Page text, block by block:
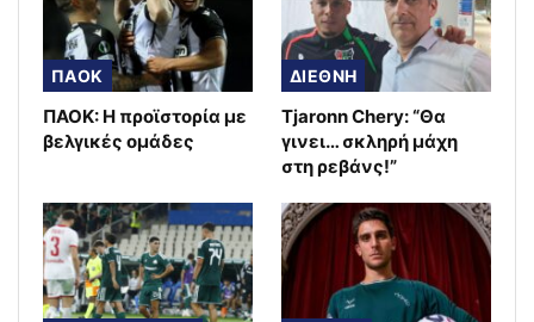
ΠΑΟΚ
ΠΑΟΚ: Η προϊστορία με
βελγικές ομάδες
ΔΙΕΘΝΗ
Tjaronn Chery: “Θα
γινει… σκληρή μάχη
στη ρεβάνς!”